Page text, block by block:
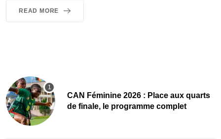
READ MORE
CAN Féminine 2026 : Place aux quarts
de finale, le programme complet